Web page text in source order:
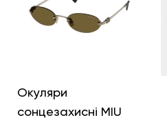
Окуляри
сонцезахисні MIU